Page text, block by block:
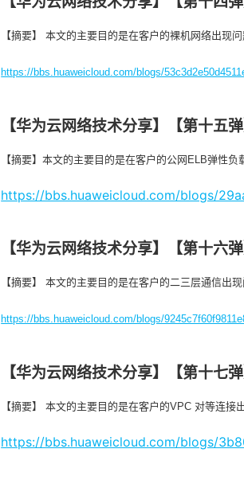
【摘要】 本文的主要目的是在客户的裸机网络出现
https://bbs.huaweicloud.com/blogs/
【华为云网络技术分享】【第十五
【摘要】本文的主要目的是在客户的公网ELB弹性
https://bbs.huaweicloud.com/blogs/
【华为云网络技术分享】【第十六
【摘要】 本文的主要目的是在客户的二三层通信出
https://bbs.huaweicloud.com/blogs/
【华为云网络技术分享】【第十七
【摘要】 本文的主要目的是在客户的VPC 对等连接
https://bbs.huaweicloud.com/blogs/